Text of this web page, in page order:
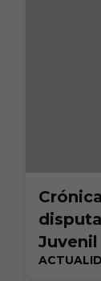
Juvenil